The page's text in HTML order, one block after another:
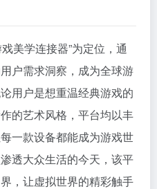
美学连接器”为定位，通
户需求洞察，成为全球游
用户是想重温经典游戏的
的艺术风格，平台均以丰
一款设备都能成为游戏世
透大众生活的今天，该平
，让虚拟世界的精彩触手